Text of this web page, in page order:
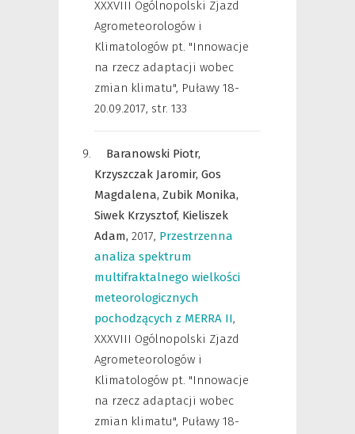
XXXVIII Ogólnopolski Zjazd
Agrometeorologów i
Klimatologów pt. "Innowacje
na rzecz adaptacji wobec
zmian klimatu", Puławy 18-
20.09.2017, str. 133
Baranowski Piotr,
Krzyszczak Jaromir, Gos
Magdalena, Zubik Monika,
Siwek Krzysztof, Kieliszek
Adam, 2017, Przestrzenna
analiza spektrum
multifraktalnego wielkości
meteorologicznych
pochodzących z MERRA II,
XXXVIII Ogólnopolski Zjazd
Agrometeorologów i
Klimatologów pt. "Innowacje
na rzecz adaptacji wobec
zmian klimatu", Puławy 18-